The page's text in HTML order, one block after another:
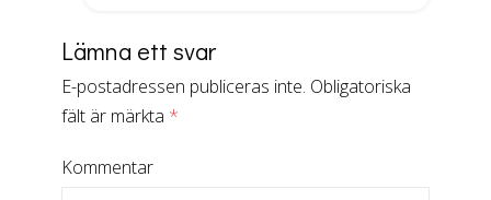
Lämna ett svar
E-postadressen publiceras inte. Obligatoriska
fält är märkta *
Kommentar